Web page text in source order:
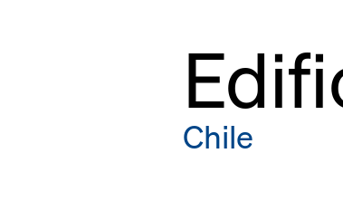
Chile